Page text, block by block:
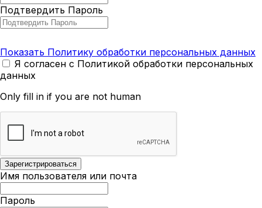
Подтвердить Пароль
Показать Политику обработки персональных данных
Я согласен с Политикой обработки персональных
данных
Only fill in if you are not human
Имя пользователя или почта
Пароль